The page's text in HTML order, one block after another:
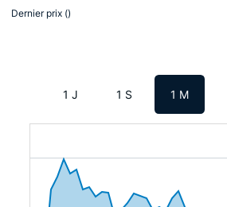
Dernier prix ()
1 J 1 S 1 M